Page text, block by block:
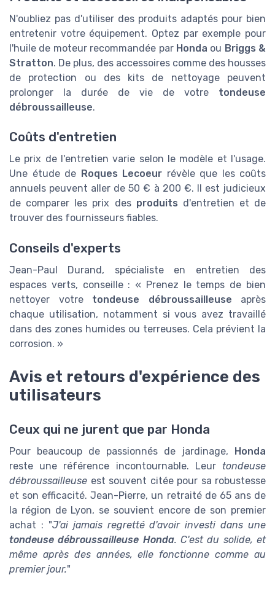
N'oubliez pas d'utiliser des produits adaptés pour bien
entretenir votre équipement. Optez par exemple pour
l'huile de moteur recommandée par Honda ou Briggs &
Stratton. De plus, des accessoires comme des housses
de protection ou des kits de nettoyage peuvent
prolonger la durée de vie de votre tondeuse
débroussailleuse.
Coûts d'entretien
Le prix de l'entretien varie selon le modèle et l'usage.
Une étude de Roques Lecoeur révèle que les coûts
annuels peuvent aller de 50 € à 200 €. Il est judicieux
de comparer les prix des produits d'entretien et de
trouver des fournisseurs fiables.
Conseils d'experts
Jean-Paul Durand, spécialiste en entretien des
espaces verts, conseille : « Prenez le temps de bien
nettoyer votre tondeuse débroussailleuse après
chaque utilisation, notamment si vous avez travaillé
dans des zones humides ou terreuses. Cela prévient la
corrosion. »
Avis et retours d'expérience des
utilisateurs
Ceux qui ne jurent que par Honda
Pour beaucoup de passionnés de jardinage, Honda
reste une référence incontournable. Leur tondeuse
débroussailleuse est souvent citée pour sa robustesse
et son efficacité. Jean-Pierre, un retraité de 65 ans de
la région de Lyon, se souvient encore de son premier
achat : "J'ai jamais regretté d'avoir investi dans une
tondeuse débroussailleuse Honda. C'est du solide, et
même après des années, elle fonctionne comme au
premier jour."